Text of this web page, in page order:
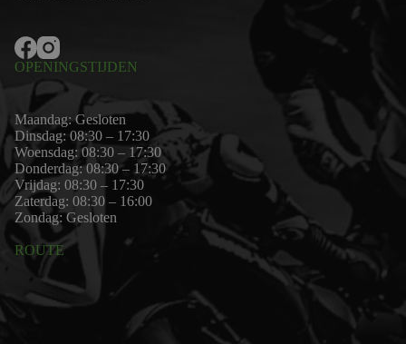
OPENINGSTIJDEN
Maandag: Gesloten
Dinsdag: 08:30 – 17:30
Woensdag: 08:30 – 17:30
Donderdag: 08:30 – 17:30
Vrijdag: 08:30 – 17:30
Zaterdag: 08:30 – 16:00
Zondag: Gesloten
ROUTE